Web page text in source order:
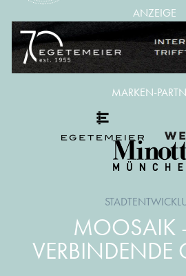
ANZEIGE
MOOSAIK
VERBINDENDE